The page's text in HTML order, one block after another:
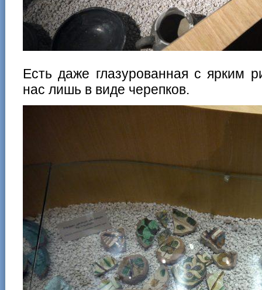
Есть даже глазурованная с ярким
нас лишь в виде черепков.